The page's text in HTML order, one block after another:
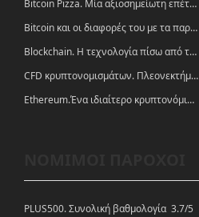
Bitcoin Pizza. Μία αξιοσημείωτη επέτειος.
Bitcoin και οι διαφορές του με τα παραδοσιακά νομίσματα
Blockchain. Η τεχνολογία πίσω από τα κρυπτονομίσματα
CFD κρυπτονομισμάτων. Πλεονεκτήματα και ευκαιρίες
Ethereum.Ένα ιδιαίτερο κρυπτονόμισμα-πλατφόρμα
PLUS500. Συνολική βαθμολογία 3.7/5